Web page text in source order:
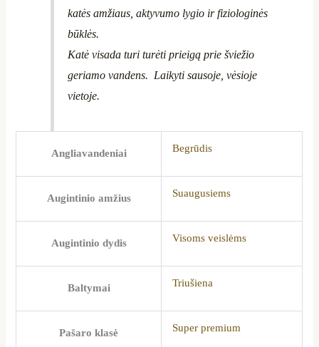
katės amžiaus, aktyvumo lygio ir fiziologinės
būklės.
Katė visada turi turėti prieigą prie šviežio
geriamo vandens. Laikyti sausoje, vėsioje
vietoje.
Angliavandeniai Begrūdis
Augintinio amžius Suaugusiems
Augintinio dydis Visoms veislėms
Baltymai Triušiena
Pašaro klasė Super premium